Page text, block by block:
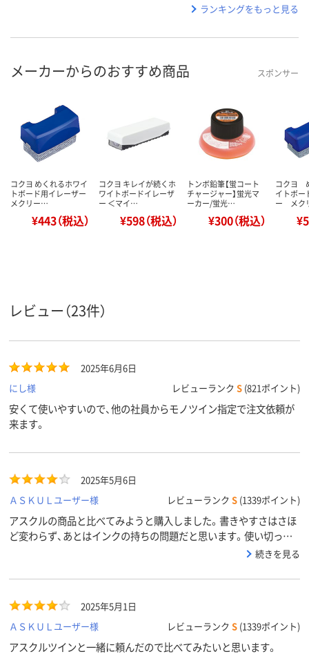
ランキングをもっと見る
メーカーからのおすすめ商品 スポンサー
コクヨ めくれるホワイ
トボード用イレーザー
メクリー…
¥443（税込）
コクヨ キレイが続くホ
ワイトボードイレーザ
ー ＜マイ…
¥598（税込）
トンボ鉛筆【蛍コート
チャージャー】蛍光マ
ーカー/蛍光…
¥300（税込）
コクヨ
イトボー
ー メク
レビュー（23件）
2025年6月6日
にし様
レビューランク S (821ポイント)
安くて使いやすいので、他の社員からモノツイン指定で注文依頼が
来ます。
2025年5月6日
ＡＳＫＵＬユーザー様
レビューランク S (1339ポイント)
アスクルの商品と比べてみようと購入しました。書きやすさはさほ
ど変わらず、あとはインクの持ちの問題だと思います。使い切っっ
続きを見る
2025年5月1日
ＡＳＫＵＬユーザー様
レビューランク S (1339ポイント)
アスクルツインと一緒に頼んだので比べてみたいと思います。